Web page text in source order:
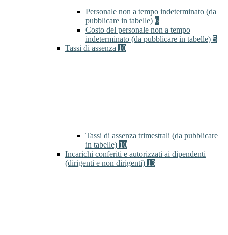
Personale non a tempo indeterminato (da
pubblicare in tabelle) 6
Costo del personale non a tempo
indeterminato (da pubblicare in tabelle) 5
Tassi di assenza 10
Tassi di assenza trimestrali (da pubblicare
in tabelle) 10
Incarichi conferiti e autorizzati ai dipendenti
(dirigenti e non dirigenti) 13